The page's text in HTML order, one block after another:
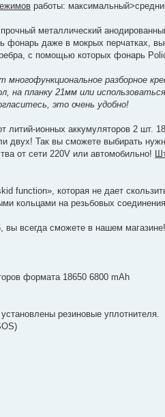
работы:
металлический
фонарь даже в мокрых перчатках,
с помощью которых фонарь
многофункциональное разборное
на планку 21мм или
это очень удобно!
литий-ионных аккумуляторов 2 шт.
двух! Так вы сможете выбирать
от сети 220V или автомобильно!
function», которая не дает
кольцами на резьбовых
вы всегда сможете в нашем магазине!
формата 18650 6800 mAh
резиновые уплотнителя.